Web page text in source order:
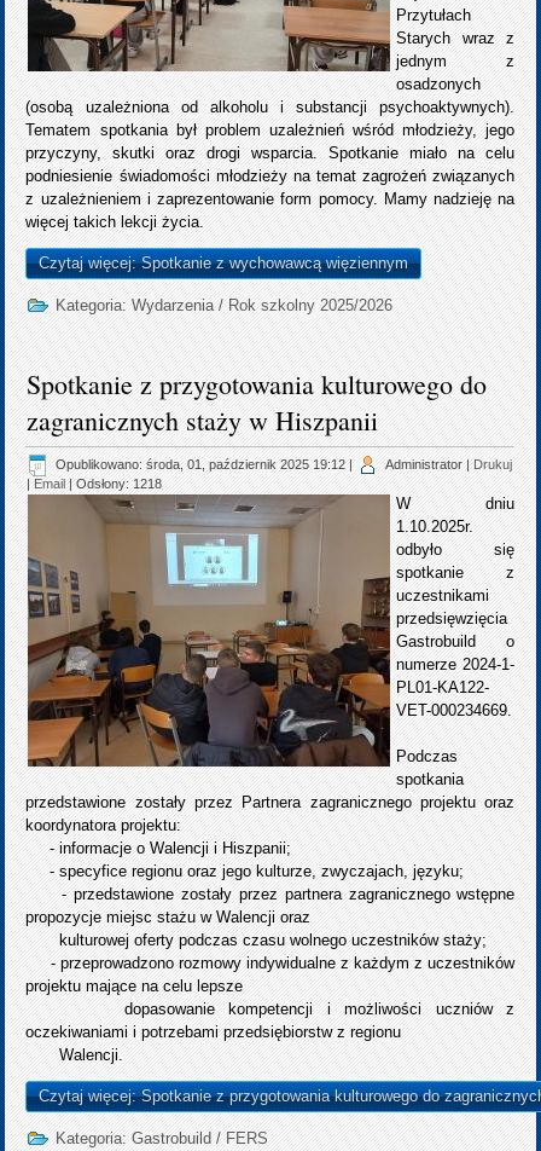
Przytułach
Starych wraz z
jednym z
osadzonych
(osobą uzależniona od alkoholu i substancji psychoaktywnych).
Tematem spotkania był problem uzależnień wśród młodzieży, jego
przyczyny, skutki oraz drogi wsparcia. Spotkanie miało na celu
podniesienie świadomości młodzieży na temat zagrożeń związanych
z uzależnieniem i zaprezentowanie form pomocy. Mamy nadzieję na
więcej takich lekcji życia.
Czytaj więcej: Spotkanie z wychowawcą więziennym
Kategoria:Wydarzenia / Rok szkolny 2025/2026
Spotkanie z przygotowania kulturowego do
zagranicznych staży w Hiszpanii
Opublikowano: środa, 01, październik 2025 19:12 Administrator
Drukuj
Email | Odsłony: 1218
W dniu
1.10.2025r.
odbyło się
spotkanie z
uczestnikami
przedsięwzięcia
Gastrobuild o
numerze 2024-1-
PL01-KA122-
VET-000234669.
Podczas
spotkania
przedstawione zostały przez Partnera zagranicznego projektu oraz
koordynatora projektu:
- informacje o Walencji i Hiszpanii;
- specyfice regionu oraz jego kulturze, zwyczajach, języku;
- przedstawione zostały przez partnera zagranicznego wstępne
propozycje miejsc stażu w Walencji oraz
kulturowej oferty podczas czasu wolnego uczestników staży;
- przeprowadzono rozmowy indywidualne z każdym z uczestników
projektu mające na celu lepsze
dopasowanie kompetencji i możliwości uczniów z
oczekiwaniami i potrzebami przedsiębiorstw z regionu
Walencji.
Czytaj więcej: Spotkanie z przygotowania kulturowego do
Kategoria:Gastrobuild / FERS